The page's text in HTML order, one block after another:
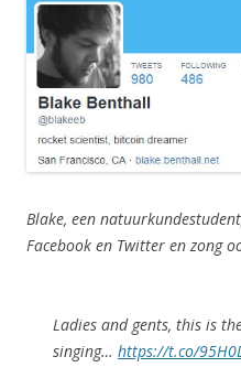
Blake, een
Facebook en Twitter en zong
Ladies and gents, this is
singing… https://t.co/